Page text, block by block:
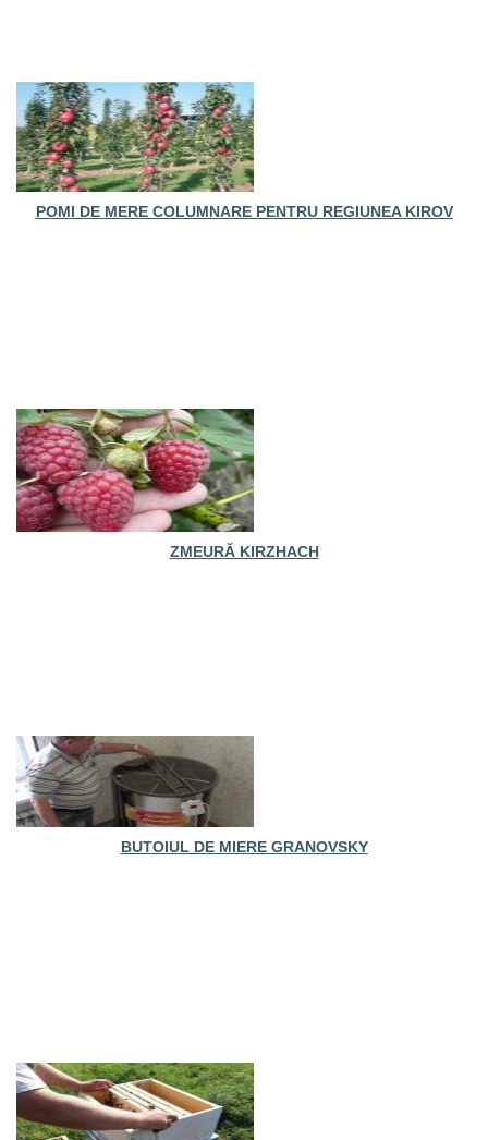
POMI DE MERE COLUMNARE PENTRU REGIUNEA KIROV
ZMEURĂ KIRZHACH
BUTOIUL DE MIERE GRANOVSKY